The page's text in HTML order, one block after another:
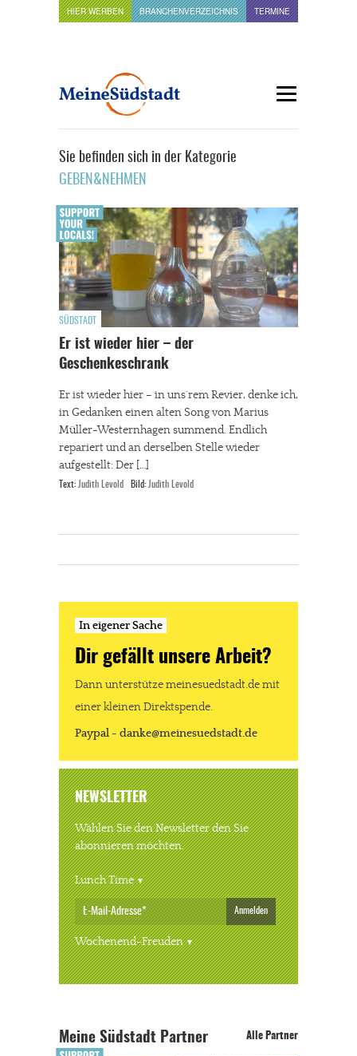
HIER WERBEN BRANCHENVERZEICHNIS TERMINE
Sie befinden sich in der Kategorie
GEBEN&NEHMEN
SÜDSTADT
Er ist wieder hier – der
Geschenkeschrank
Er ist wieder hier – in uns´rem Revier, denke ich,
in Gedanken einen alten Song von Marius
Müller-Westernhagen summend. Endlich
repariert und an derselben Stelle wieder
aufgestellt: Der […]
Text: Judith Levold Bild: Judith Levold
In eigener Sache
Dir gefällt unsere Arbeit?
Dann unterstütze meinesuedstadt.de mit
einer kleinen Direktspende.
Paypal - danke@meinesuedstadt.de
NEWSLETTER
Wählen Sie den Newsletter den Sie
abonnieren möchten.
Lunch Time
Anmelden
Wochenend-Freuden
Meine Südstadt Partner Alle Partner